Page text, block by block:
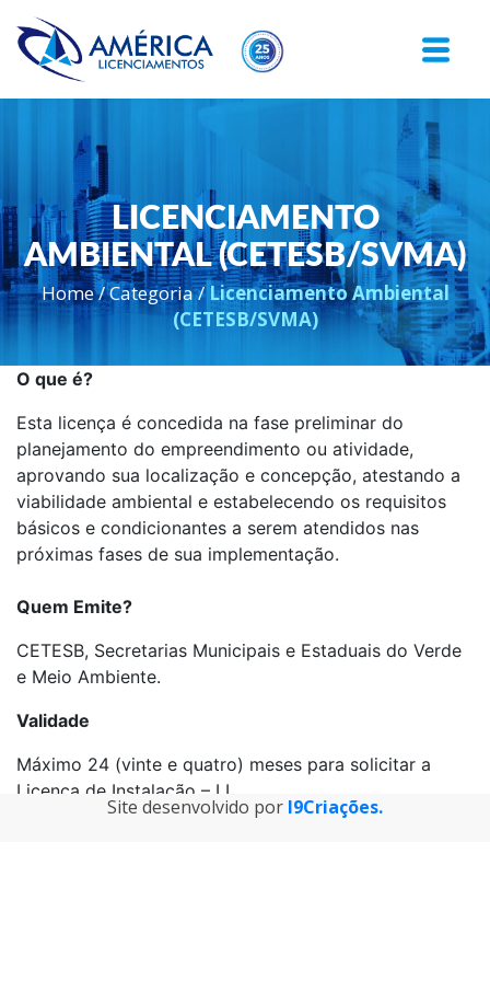
LICENCIAMENTO
AMBIENTAL (CETESB/SVMA)
Home/Categoria/Licenciamento Ambiental
(CETESB/SVMA)
O que é?
Esta licença é concedida na fase preliminar do
planejamento do empreendimento ou atividade,
aprovando sua localização e concepção, atestando a
viabilidade ambiental e estabelecendo os requisitos
básicos e condicionantes a serem atendidos nas
próximas fases de sua implementação.
Quem Emite?
CETESB, Secretarias Municipais e Estaduais do Verde
e Meio Ambiente.
Validade
Máximo 24 (vinte e quatro) meses para solicitar a
Licença de Instalação – LI.
Site desenvolvido por I9Criações.